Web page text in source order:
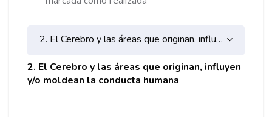
2. El Cerebro y las áreas que originan, influyen y/o moldean la conducta humana
2. El Cerebro y las áreas que originan, influyen
y/o moldean la conducta humana